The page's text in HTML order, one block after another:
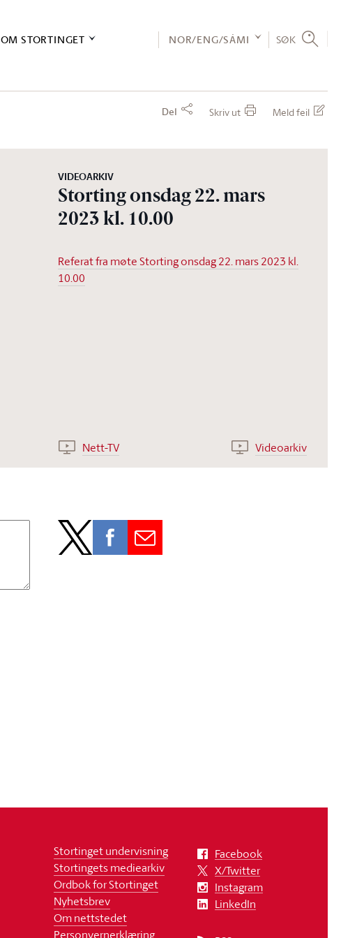
OM STORTINGET NOR/ENG/SÁMI SØK
Del Skriv ut Meld feil
VIDEOARKIV
Storting onsdag 22. mars
2023 kl. 10.00
Referat fra møte Storting onsdag 22. mars 2023 kl.
10.00
Nett-TV Videoarkiv
Stortinget undervisning
Stortingets mediearkiv
Ordbok for Stortinget
Nyhetsbrev
Om nettstedet
Personvernerklæring
Facebook
X/Twitter
Instagram
LinkedIn